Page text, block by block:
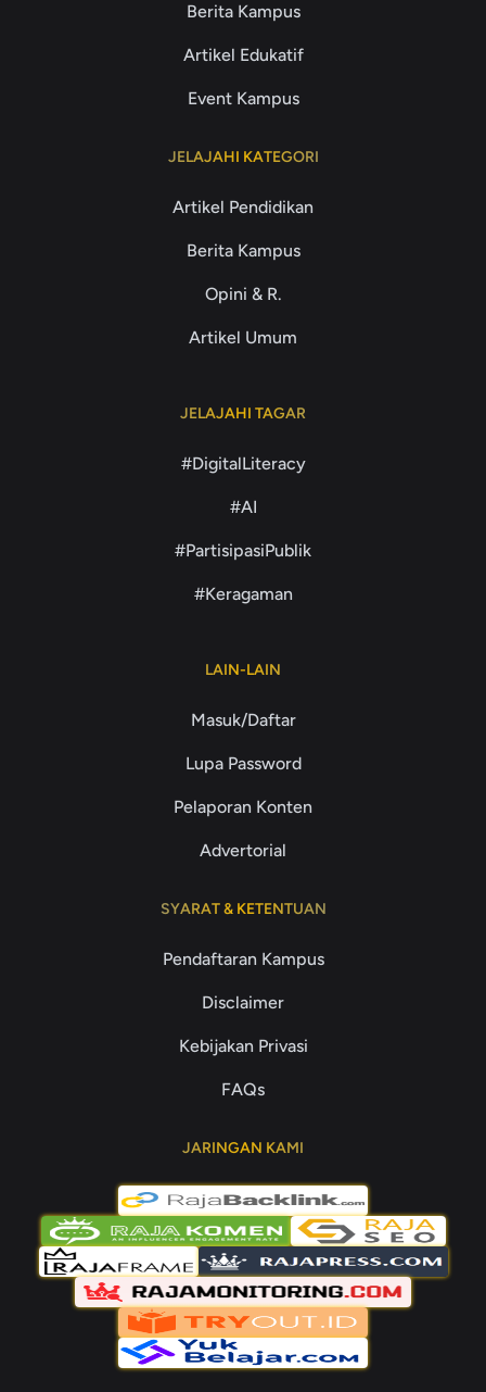
Berita Kampus
Artikel Edukatif
Event Kampus
JELAJAHI KATEGORI
Artikel Pendidikan
Berita Kampus
Opini & R.
Artikel Umum
JELAJAHI TAGAR
#DigitalLiteracy
#AI
#PartisipasiPublik
#Keragaman
LAIN-LAIN
Masuk/Daftar
Lupa Password
Pelaporan Konten
Advertorial
SYARAT & KETENTUAN
Pendaftaran Kampus
Disclaimer
Kebijakan Privasi
FAQs
JARINGAN KAMI